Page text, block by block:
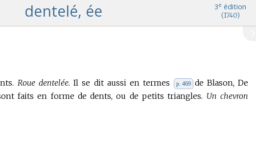
3e édition
(1740)
dentelé, ée
Roue dentelée. Il se dit aussi en termes p. 469
de Blason, De
faits en forme de dents, ou de petits triangles. Un chevron